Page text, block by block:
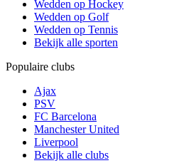
Wedden op Hockey
Wedden op Golf
Wedden op Tennis
Bekijk alle sporten
Populaire clubs
Ajax
PSV
FC Barcelona
Manchester United
Liverpool
Bekijk alle clubs